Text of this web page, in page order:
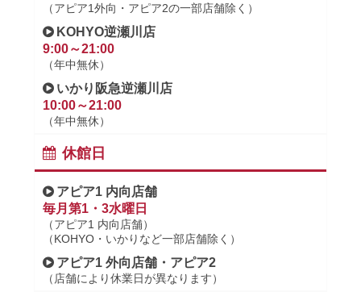
（アピア1外向・アピア2の一部店舗除く）
KOHYO逆瀬川店
9:00～21:00
（年中無休）
いかり阪急逆瀬川店
10:00～21:00
（年中無休）
休館日
アピア1 内向店舗
毎月第1・3水曜日
（アピア1 内向店舗）
（KOHYO・いかりなど一部店舗除く）
アピア1 外向店舗・アピア2
（店舗により休業日が異なります）